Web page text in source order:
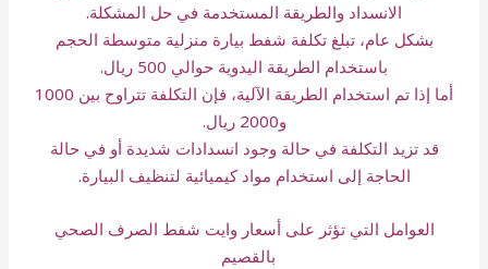
الانسداد والطريقة المستخدمة في حل المشكلة.
بشكل عام، تبلغ تكلفة شفط بيارة منزلية متوسطة الحجم
باستخدام الطريقة اليدوية حوالي 500 ريال.
أما إذا تم استخدام الطريقة الآلية، فإن التكلفة تتراوح بين 1000
و2000 ريال.
قد تزيد التكلفة في حالة وجود انسدادات شديدة أو في حالة
الحاجة إلى استخدام مواد كيميائية لتنظيف البيارة.
العوامل التي تؤثر على أسعار وايت شفط الصرف الصحي
بالقصيم